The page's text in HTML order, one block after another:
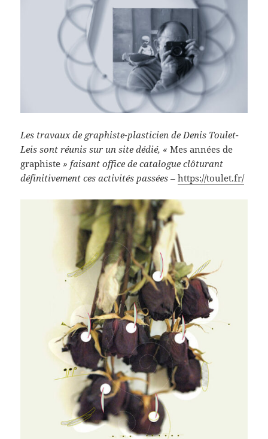
Les travaux de graphiste-plasticien de Denis Toulet-
Leis sont réunis sur un site dédié, «Mes années de
graphiste» faisant office de catalogue clôturant
définitivement ces activités passées –https://toulet.fr/